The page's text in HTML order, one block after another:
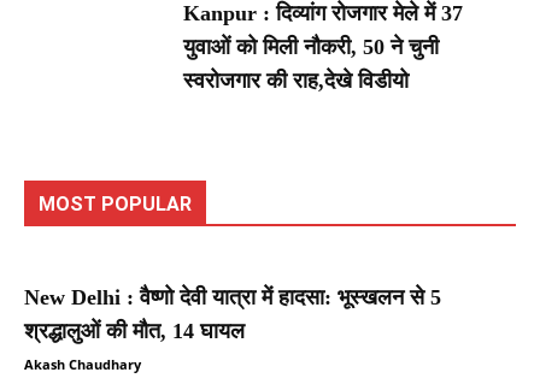
Kanpur : दिव्यांग रोजगार मेले में 37
युवाओं को मिली नौकरी, 50 ने चुनी
स्वरोजगार की राह,देखे विडीयो
MOST POPULAR
New Delhi : वैष्णो देवी यात्रा में हादसा: भूस्खलन से 5
श्रद्धालुओं की मौत, 14 घायल
Akash Chaudhary